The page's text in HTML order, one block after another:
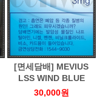
[면세담배] MEVIUS
LSS WIND BLUE
30,000원